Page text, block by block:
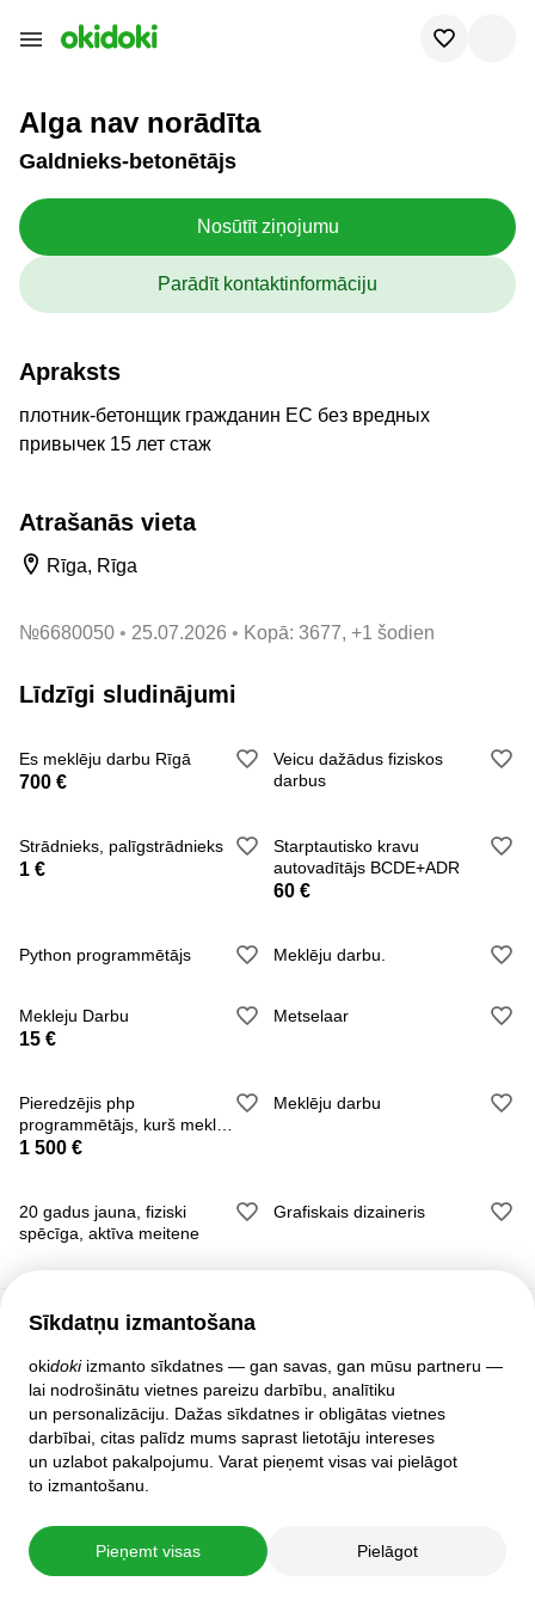
Alga nav norādīta
Galdnieks-betonētājs
Nosūtīt ziņojumu
Parādīt kontaktinformāciju
Apraksts
плотник-бетонщик гражданин ЕС без вредных
привычек 15 лет стаж
Atrašanās vieta
Rīga, Rīga
№6680050 25.07.2026 Kopā: 3677, +1 šodien
Līdzīgi sludinājumi
Es meklēju darbu Rīgā
700 €
Veicu dažādus fiziskos
darbus
Strādnieks, palīgstrādnieks
1 €
Starptautisko kravu
autovadītājs BCDE+ADR
60 €
Python programmētājs Meklēju darbu.
Mekleju Darbu
15 €
Metselaar
Pieredzējis php
programmētājs, kurš meklē
darbu
1 500 €
Meklēju darbu
20 gadus jauna, fiziski
spēcīga, aktīva meitene
Grafiskais dizaineris
Sīkdatņu izmantošana
okidokiizmanto sīkdatnes — gan savas, gan mūsu partneru —
lai nodrošinātu vietnes pareizu darbību, analītiku
un personalizāciju. Dažas sīkdatnes ir obligātas vietnes
darbībai, citas palīdz mums saprast lietotāju intereses
un uzlabot pakalpojumu. Varat pieņemt visas vai pielāgot
to izmantošanu.
Pieņemt visas Pielāgot
Klientu atbalsts
Palīdzība
Politika un līgumi
Privātuma iestatījumi
Pilnā mājas lapas versija
© 2007–2026 oki
Lai sazinātos ar darba